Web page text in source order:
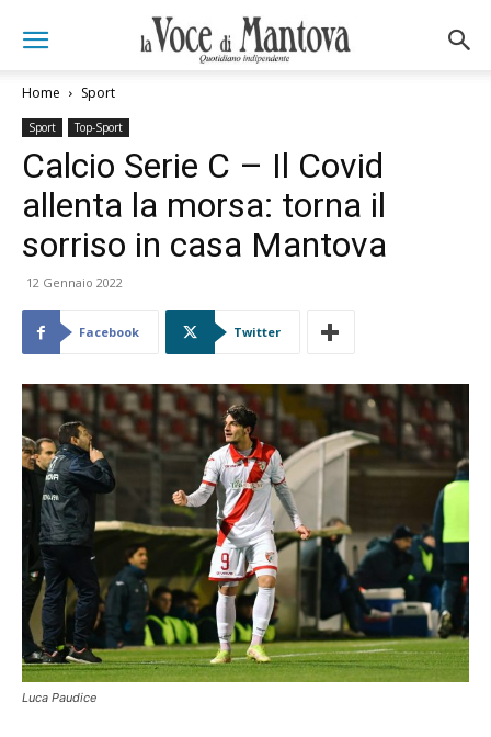
Home Sport
Sport Top-Sport
Calcio Serie C – Il Covid
allenta la morsa: torna il
sorriso in casa Mantova
12 Gennaio 2022
Facebook Twitter
Luca Paudice